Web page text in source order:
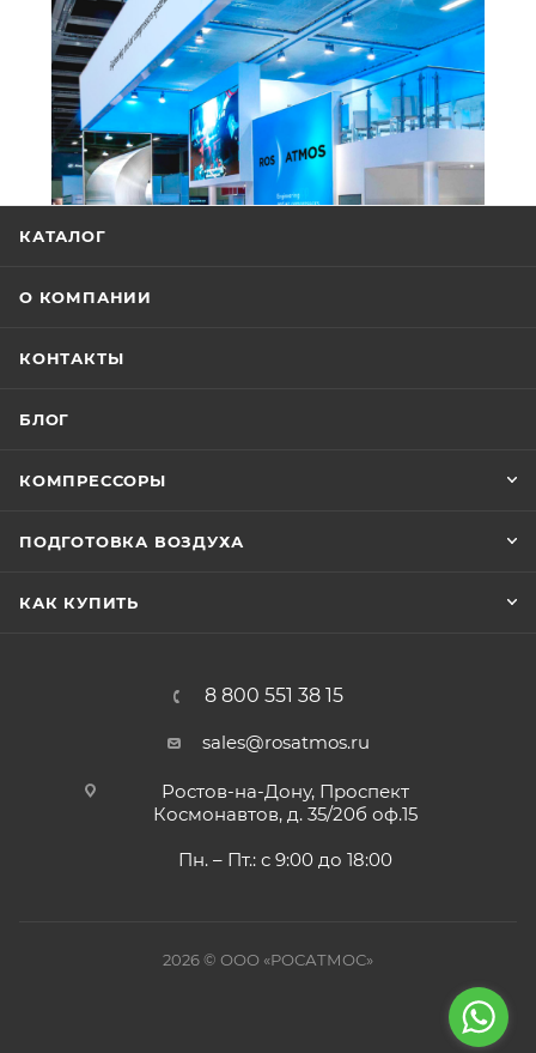
КАТАЛОГ
О КОМПАНИИ
КОНТАКТЫ
БЛОГ
КОМПРЕССОРЫ
ПОДГОТОВКА ВОЗДУХА
КАК КУПИТЬ
8 800 551 38 15
sales@rosatmos.ru
Ростов-на-Дону, Проспект
Космонавтов, д. 35/20б оф.15
Пн. – Пт.: с 9:00 до 18:00
2026 © ООО «РОСАТМОС»